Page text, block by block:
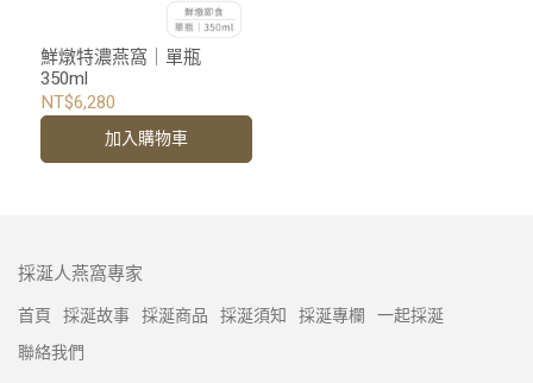
鮮燉特濃燕窩｜單瓶
350ml
NT$6,280
加入購物車
採涎人燕窩專家
首頁 採涎故事 採涎商品 採涎須知 採涎專欄 一起採涎
聯絡我們